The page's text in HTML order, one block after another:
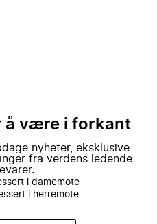
å være i forkant
nyheter, eksklusive
fra verdens ledende
i damemote
i herremote